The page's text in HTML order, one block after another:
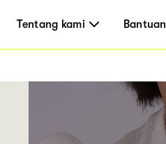
Tentang kami Bantuan